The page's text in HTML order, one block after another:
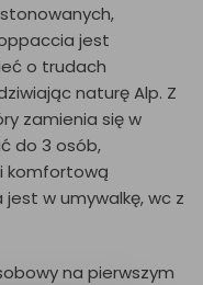
jest
o trudach
naturę Alp. Z
zamienia się w
do 3 osób,
komfortową
w umywalkę, wc z
na pierwszym